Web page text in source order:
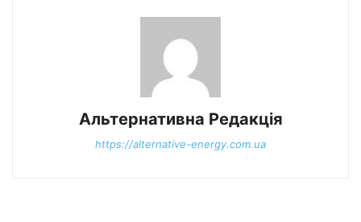
Альтернативна Редакція
https://alternative-energy.com.ua